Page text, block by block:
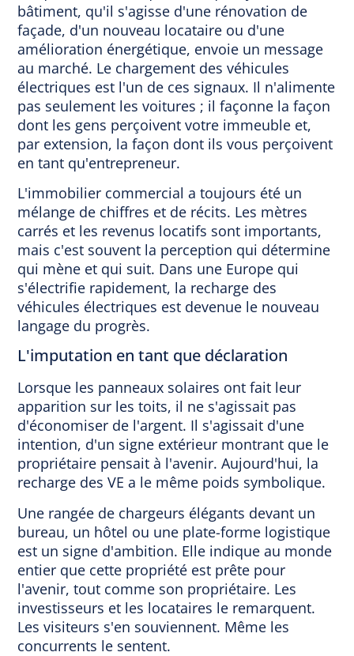
bâtiment, qu'il s'agisse d'une rénovation de
façade, d'un nouveau locataire ou d'une
amélioration énergétique, envoie un message
au marché. Le chargement des véhicules
électriques est l'un de ces signaux. Il n'alimente
pas seulement les voitures ; il façonne la façon
dont les gens perçoivent votre immeuble et,
par extension, la façon dont ils vous perçoivent
en tant qu'entrepreneur.
L'immobilier commercial a toujours été un
mélange de chiffres et de récits. Les mètres
carrés et les revenus locatifs sont importants,
mais c'est souvent la perception qui détermine
qui mène et qui suit. Dans une Europe qui
s'électrifie rapidement, la recharge des
véhicules électriques est devenue le nouveau
langage du progrès.
L'imputation en tant que déclaration
Lorsque les panneaux solaires ont fait leur
apparition sur les toits, il ne s'agissait pas
d'économiser de l'argent. Il s'agissait d'une
intention, d'un signe extérieur montrant que le
propriétaire pensait à l'avenir. Aujourd'hui, la
recharge des VE a le même poids symbolique.
Une rangée de chargeurs élégants devant un
bureau, un hôtel ou une plate-forme logistique
est un signe d'ambition. Elle indique au monde
entier que cette propriété est prête pour
l'avenir, tout comme son propriétaire. Les
investisseurs et les locataires le remarquent.
Les visiteurs s'en souviennent. Même les
concurrents le sentent.